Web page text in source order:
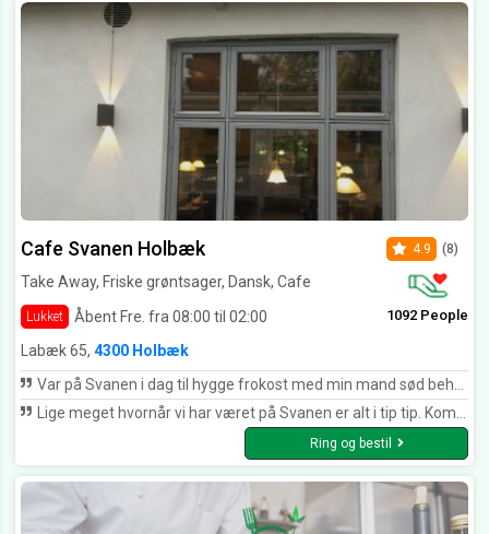
Cafe Svanen Holbæk
Take Away, Friske grøntsager, Dansk, Cafe
Lukket Åbent Fre. fra 08:00 til 02:00
4.9 (8)
1092 People
Labæk 65, 4300 Holbæk
Var på Svanen i dag til hygge frokost med min mand sød behagelig betjening og dejlig frokost Tak for i dag
Lige meget hvornår vi har været på Svanen er alt i tip tip. Kommer meget gerne igen.
Ring og bestil